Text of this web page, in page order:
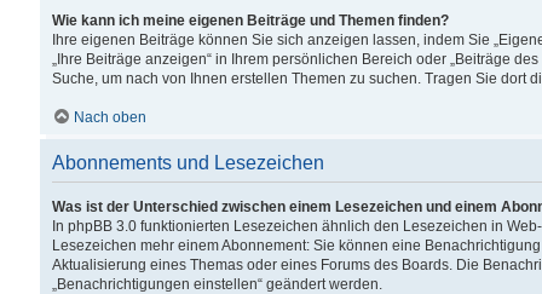
Wie kann ich meine eigenen Beiträge und Themen finden?
Ihre eigenen Beiträge können Sie sich anzeigen lassen, indem Sie
„Ihre Beiträge anzeigen“ in Ihrem persönlichen Bereich oder „Beiträge
Suche, um nach von Ihnen erstellen Themen zu suchen. Tragen Sie dort
Nach oben
Abonnements und Lesezeichen
Was ist der Unterschied zwischen einem Lesezeichen und einem
In phpBB 3.0 funktionierten Lesezeichen ähnlich den Lesezeichen in
Lesezeichen mehr einem Abonnement: Sie können eine
Aktualisierung eines Themas oder eines Forums des Boards. Die
„Benachrichtigungen einstellen“ geändert werden.